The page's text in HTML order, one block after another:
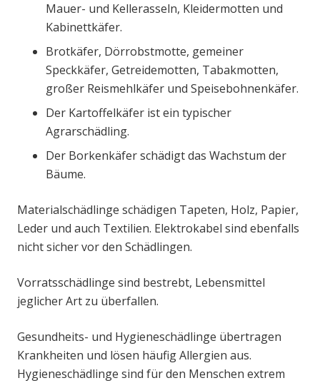
Mauer- und Kellerasseln, Kleidermotten und
Kabinettkäfer.
Brotkäfer, Dörrobstmotte, gemeiner
Speckkäfer, Getreidemotten, Tabakmotten,
großer Reismehlkäfer und Speisebohnenkäfer.
Der Kartoffelkäfer ist ein typischer
Agrarschädling.
Der Borkenkäfer schädigt das Wachstum der
Bäume.
Materialschädlinge schädigen Tapeten, Holz, Papier,
Leder und auch Textilien. Elektrokabel sind ebenfalls
nicht sicher vor den Schädlingen.
Vorratsschädlinge sind bestrebt, Lebensmittel
jeglicher Art zu überfallen.
Gesundheits- und Hygieneschädlinge übertragen
Krankheiten und lösen häufig Allergien aus.
Hygieneschädlinge sind für den Menschen extrem